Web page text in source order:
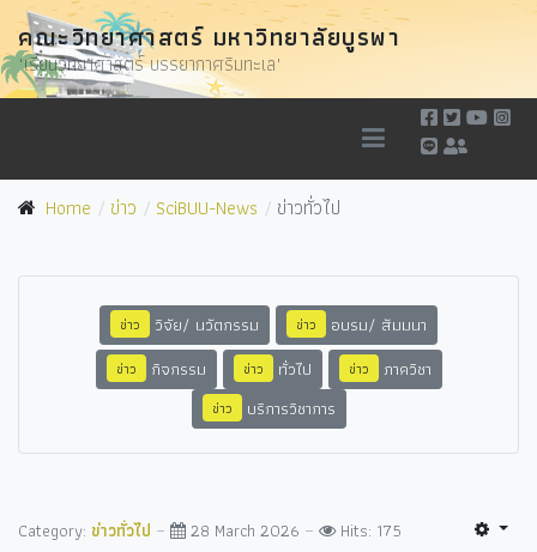
คณะวิทยาศาสตร์ มหาวิทยาลัยบูรพา
"เรียนวิทยาศาสตร์ บรรยากาศริมทะเล"
Home ข่าว SciBUU-News ข่าวทั่วไป
ข่าว วิจัย/ นวัตกรรม ข่าว อบรม/ สัมมนา
ข่าว กิจกรรม ข่าว ทั่วไป ข่าว ภาควิชา
ข่าว บริการวิชาการ
Category: ข่าวทั่วไป 28 March 2026 Hits: 175